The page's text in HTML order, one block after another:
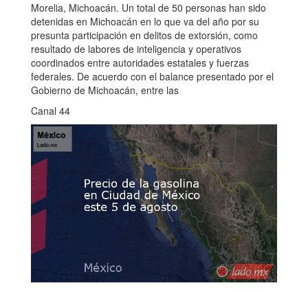
Morelia, Michoacán. Un total de 50 personas han sido
detenidas en Michoacán en lo que va del año por su
presunta participación en delitos de extorsión, como
resultado de labores de inteligencia y operativos
coordinados entre autoridades estatales y fuerzas
federales. De acuerdo con el balance presentado por el
Gobierno de Michoacán, entre las
Canal 44